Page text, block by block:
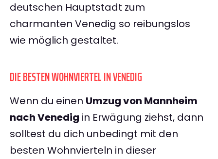
deutschen Hauptstadt zum
charmanten Venedig so reibungslos
wie möglich gestaltet.
DIE BESTEN WOHNVIERTEL IN VENEDIG
Wenn du einen Umzug von Mannheim
nach Venedig in Erwägung ziehst, dann
solltest du dich unbedingt mit den
besten Wohnvierteln in dieser